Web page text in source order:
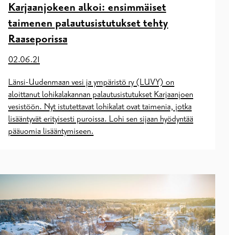
Karjaanjokeen alkoi: ensimmäiset
taimenen palautusistutukset tehty
Raaseporissa
02.06.21
Länsi-Uudenmaan vesi ja ympäristö ry (LUVY) on
aloittanut lohikalakannan palautusistutukset Karjaanjoen
vesistöön. Nyt istutettavat lohikalat ovat taimenia, jotka
lisääntyvät erityisesti puroissa. Lohi sen sijaan hyödyntää
pääuomia lisääntymiseen.